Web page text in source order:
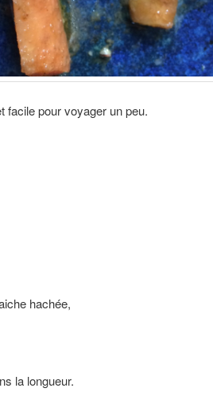
facile pour voyager un peu.
hachée,
la longueur.